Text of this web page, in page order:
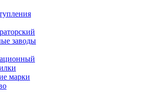
заводы
марки